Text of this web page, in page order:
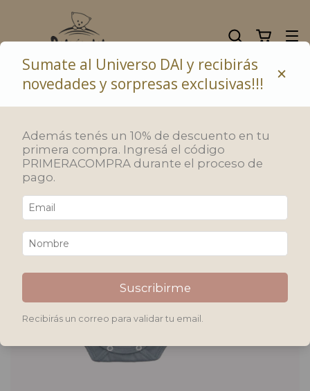
10% de descuento abonando con transferencia bancaria
Sumate al Universo DAI y recibirás
novedades y sorpresas exclusivas!!!
×
Además tenés un 10% de descuento en tu
primera compra. Ingresá el código
PRIMERACOMPRA durante el proceso de
pago.
Suscribirme
Recibirás un correo para validar tu email.